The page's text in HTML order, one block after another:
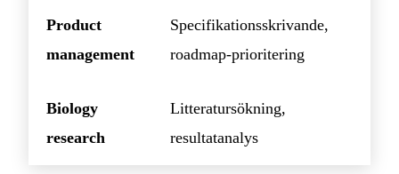
Product
management
Specifikationsskrivande,
roadmap-prioritering
Biology
research
Litteratursökning,
resultatanalys